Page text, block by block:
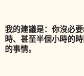
我的建議是：你沒必
時、甚至半個小時的
的事情。